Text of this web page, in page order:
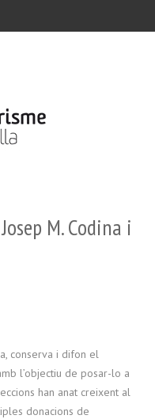
M. Codina i
conserva i difon el
l’objectiu de posar-lo a
han anat creixent al
donacions de